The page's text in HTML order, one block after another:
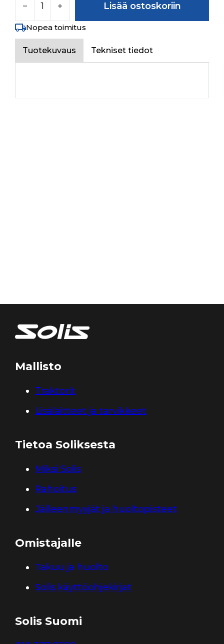
Lisää ostoskoriin
Nopea toimitus
Tuotekuvaus Tekniset tiedot
Mallisto
Traktorit
Lisälaitteet ja tarvikkeet
Tietoa Soliksesta
Miksi Solis
Rahoitus
Jälleenmyyjät ja huoltopisteet
Omistajalle
Takuu ja huolto
Solis käyttöohjekirjat
Solis Suomi